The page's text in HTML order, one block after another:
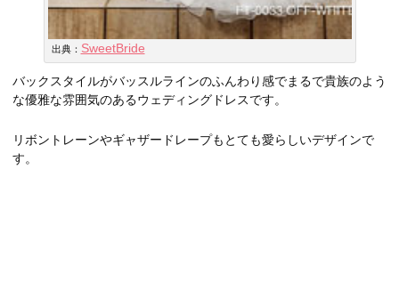
出典： SweetBride
バックスタイルがバッスルラインのふんわり感でまるで貴族のよう
な優雅な雰囲気のあるウェディングドレスです。
リボントレーンやギャザードレープもとても愛らしいデザインで
す。